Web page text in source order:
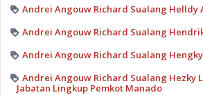
Andrei Angouw Richard Sualang Helldy
Andrei Angouw Richard Sualang
Andrei Angouw Richard Sualang
Andrei Angouw Richard Sualang Hezky
Jabatan Lingkup Pemkot Manado